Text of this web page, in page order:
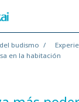
budismo
en la habitación